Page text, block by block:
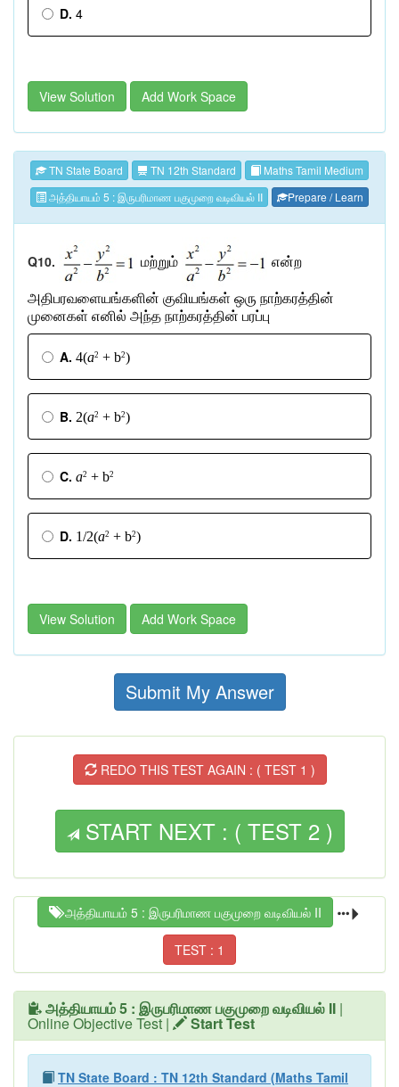
D. 4
View Solution Add Work Space
TN State Board TN 12th Standard
Maths Tamil Medium
அத்தியாயம் 5 : இருபரிமாண பகுமுறை வடிவியல் II
Prepare / Learn
Q10. மற்றும் என்ற
அதிபரவளையங்களின் குவியங்கள் ஒரு நாற்கரத்தின்
முனைகள் எனில் அந்த நாற்கரத்தின் பரப்பு
A. 4(a2 + b2)
B. 2(a2 + b2)
C. a2 + b2
D. 1/2(a2 + b2)
View Solution Add Work Space
Submit My Answer
REDO THIS TEST AGAIN : ( TEST 1 )
START NEXT : ( TEST 2 )
அத்தியாயம் 5 : இருபரிமாண பகுமுறை வடிவியல் II
TEST : 1
அத்தியாயம் 5 : இருபரிமாண பகுமுறை வடிவியல் II |
Online Objective Test | Start Test
TN State Board : TN 12th Standard (Maths Tamil